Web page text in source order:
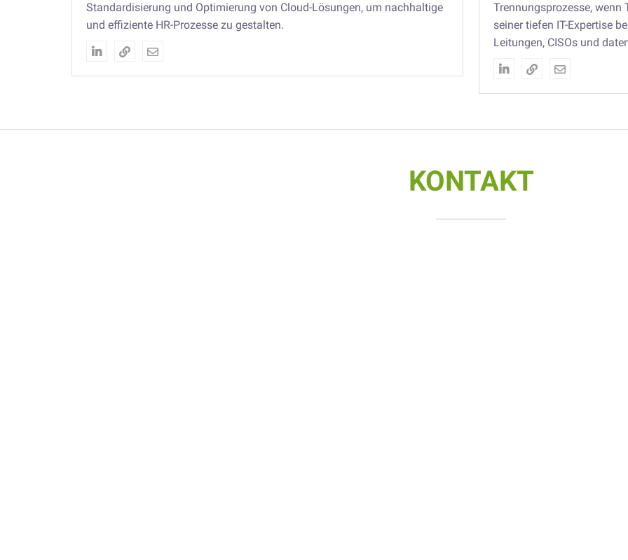
Standardisierung und Optimierung von Cloud-Lösungen, um nachhaltige
und effiziente HR-Prozesse zu gestalten.
  
Trennungsprozesse, wenn
seiner tiefen IT-Expertise
Leitungen, CISOs und
  
KONTAKT